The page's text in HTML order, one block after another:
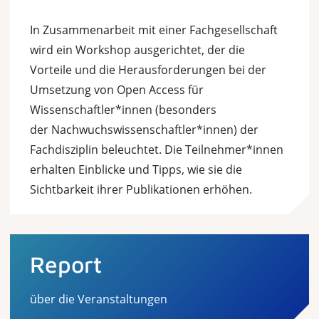
In Zusammenarbeit mit einer Fachgesellschaft
wird ein Workshop ausgerichtet, der die
Vorteile und die Herausforderungen bei der
Umsetzung von Open Access für
Wissenschaftler*innen (besonders
der Nachwuchswissenschaftler*innen) der
Fachdisziplin beleuchtet. Die Teilnehmer*innen
erhalten Einblicke und Tipps, wie sie die
Sichtbarkeit ihrer Publikationen erhöhen.
Report
über die Veranstaltungen